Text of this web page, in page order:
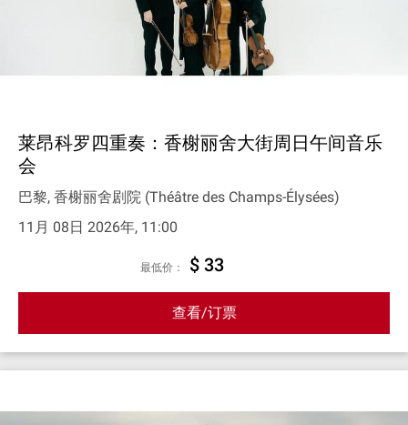
莱昂科罗四重奏：香榭丽舍大街周日午间音乐
会
巴黎, 香榭丽舍剧院 (Théâtre des Champs-Élysées)
11月 08日 2026年, 11:00
最低价： $ 33
查看/订票